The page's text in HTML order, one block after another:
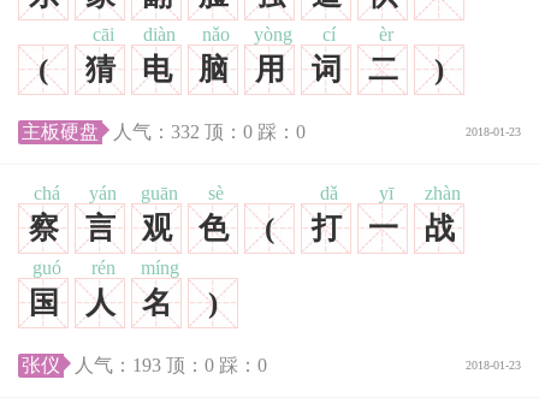
( 猜
cāi
电
diàn
脑
nǎo
用
yòng
词
cí
二
èr
)
2018-01-23
主板硬盘 人气： 332 顶： 0 踩： 0
察
chá
言
yán
观
guān
色
sè
( 打
dǎ
一
yī
战
zhàn
国
guó
人
rén
名
míng
)
2018-01-23
张仪 人气： 193 顶： 0 踩： 0